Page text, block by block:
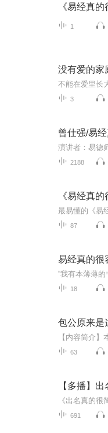
《易经真
1
没有爱的家
3
曾仕强/易
2188
《易经真
87
易经真的很
18
包公原来是
63
【多播】
691